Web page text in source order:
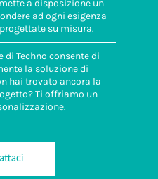
a disposizione un
ad ogni esigenza
su misura.
Techno consente di
la soluzione di
hai trovato ancora la
Ti offriamo un